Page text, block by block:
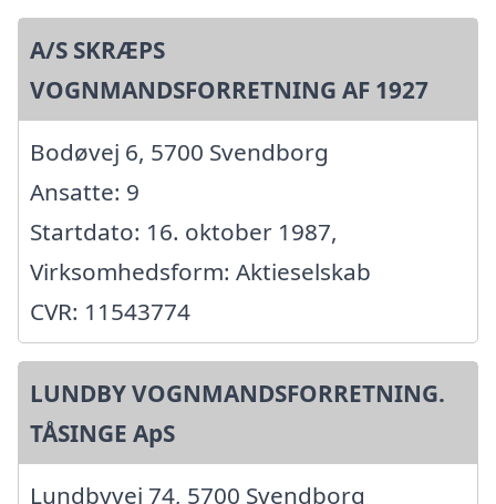
A/S SKRÆPS
VOGNMANDSFORRETNING AF 1927
Bodøvej 6, 5700 Svendborg
Ansatte: 9
Startdato: 16. oktober 1987,
Virksomhedsform: Aktieselskab
CVR: 11543774
LUNDBY VOGNMANDSFORRETNING.
TÅSINGE ApS
Lundbyvej 74, 5700 Svendborg